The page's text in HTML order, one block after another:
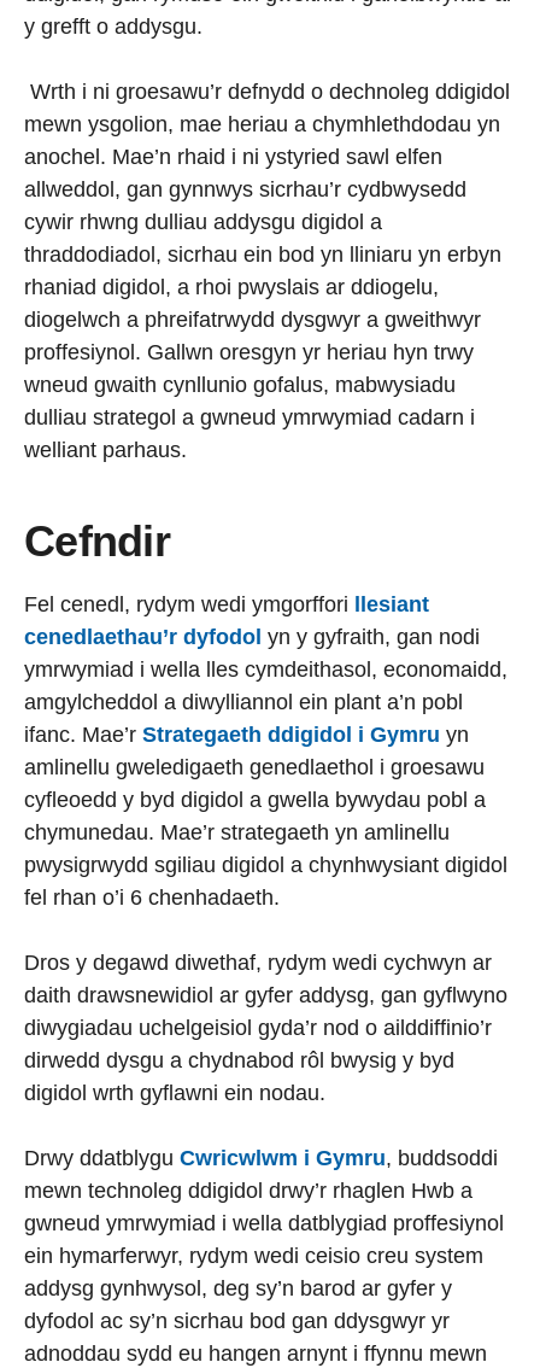
y grefft o addysgu.
Wrth i ni groesawu’r defnydd o dechnoleg ddigidol
mewn ysgolion, mae heriau a chymhlethdodau yn
anochel. Mae’n rhaid i ni ystyried sawl elfen
allweddol, gan gynnwys sicrhau’r cydbwysedd
cywir rhwng dulliau addysgu digidol a
thraddodiadol, sicrhau ein bod yn lliniaru yn erbyn
rhaniad digidol, a rhoi pwyslais ar ddiogelu,
diogelwch a phreifatrwydd dysgwyr a gweithwyr
proffesiynol. Gallwn oresgyn yr heriau hyn trwy
wneud gwaith cynllunio gofalus, mabwysiadu
dulliau strategol a gwneud ymrwymiad cadarn i
welliant parhaus.
Cefndir
Fel cenedl, rydym wedi ymgorffori
llesiant
cenedlaethau’r dyfodol yn y gyfraith, gan nodi
ymrwymiad i wella lles cymdeithasol, economaidd,
amgylcheddol a diwylliannol ein plant a’n pobl
ifanc. Mae’r Strategaeth ddigidol i Gymru yn
amlinellu gweledigaeth genedlaethol i groesawu
cyfleoedd y byd digidol a gwella bywydau pobl a
chymunedau. Mae’r strategaeth yn amlinellu
pwysigrwydd sgiliau digidol a chynhwysiant digidol
fel rhan o’i 6 chenhadaeth.
Dros y degawd diwethaf, rydym wedi cychwyn ar
daith drawsnewidiol ar gyfer addysg, gan gyflwyno
diwygiadau uchelgeisiol gyda’r nod o ailddiffinio’r
dirwedd dysgu a chydnabod rôl bwysig y byd
digidol wrth gyflawni ein nodau.
Drwy ddatblygu Cwricwlwm i Gymru, buddsoddi
mewn technoleg ddigidol drwy’r rhaglen Hwb a
gwneud ymrwymiad i wella datblygiad proffesiynol
ein hymarferwyr, rydym wedi ceisio creu system
addysg gynhwysol, deg sy’n barod ar gyfer y
dyfodol ac sy’n sicrhau bod gan ddysgwyr yr
adnoddau sydd eu hangen arnynt i ffynnu mewn